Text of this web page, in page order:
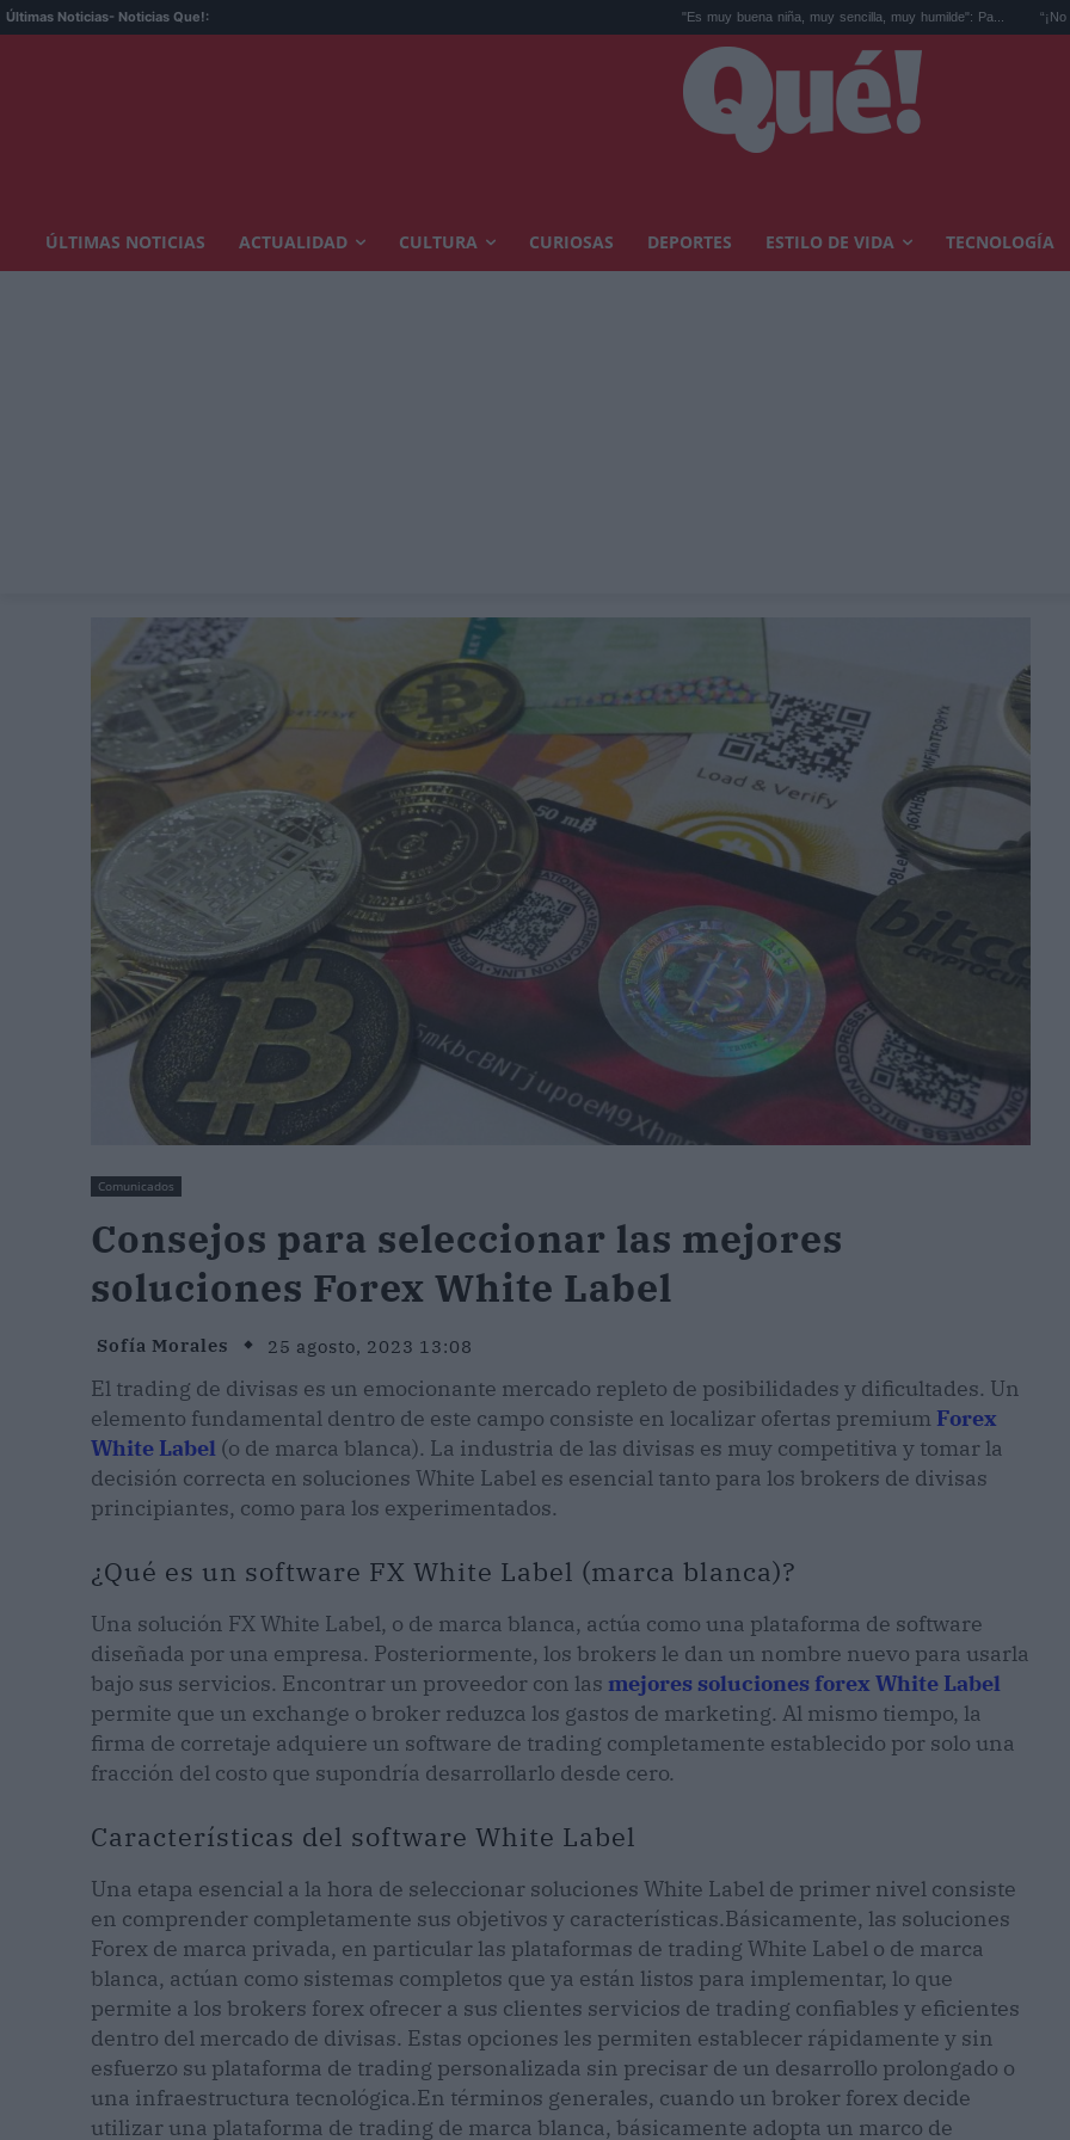
Últimas Noticias- Noticias Que!: "Es muy buena niña, muy sencilla, muy humilde": Pa... “¡No me grites, no
ÚLTIMAS NOTICIAS ACTUALIDAD CULTURA CURIOSAS DEPORTES ESTILO DE VIDA TECNOLOGÍA
Comunicados
Consejos para seleccionar las mejores
soluciones Forex White Label
Sofía Morales 25 agosto, 2023 13:08
El trading de divisas es un emocionante mercado repleto de posibilidades y dificultades. Un
elemento fundamental dentro de este campo consiste en localizar ofertas premium Forex
White Label (o de marca blanca). La industria de las divisas es muy competitiva y tomar la
decisión correcta en soluciones White Label es esencial tanto para los brokers de divisas
principiantes, como para los experimentados.
¿Qué es un software FX White Label (marca blanca)?
Una solución FX White Label, o de marca blanca, actúa como una plataforma de software
diseñada por una empresa. Posteriormente, los brokers le dan un nombre nuevo para usarla
bajo sus servicios. Encontrar un proveedor con las mejores soluciones forex White Label
permite que un exchange o broker reduzca los gastos de marketing. Al mismo tiempo, la
firma de corretaje adquiere un software de trading completamente establecido por solo una
fracción del costo que supondría desarrollarlo desde cero.
Características del software White Label
Una etapa esencial a la hora de seleccionar soluciones White Label de primer nivel consiste
en comprender completamente sus objetivos y características.Básicamente, las soluciones
Forex de marca privada, en particular las plataformas de trading White Label o de marca
blanca, actúan como sistemas completos que ya están listos para implementar, lo que
permite a los brokers forex ofrecer a sus clientes servicios de trading confiables y eficientes
dentro del mercado de divisas. Estas opciones les permiten establecer rápidamente y sin
esfuerzo su plataforma de trading personalizada sin precisar de un desarrollo prolongado o
una infraestructura tecnológica.En términos generales, cuando un broker forex decide
utilizar una plataforma de trading de marca blanca, básicamente adopta un marco de